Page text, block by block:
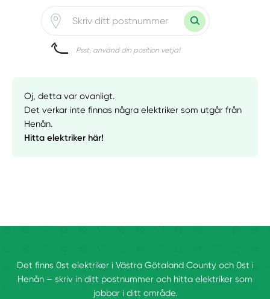
Psst, använd din position vetja!
Oj, detta var ovanligt.
Det verkar inte finnas några elektriker som utgår från
Henån.
Hitta elektriker här!
Det finns 0st elektriker i Västra Götaland County och 0st i
Henån – skriv in ditt postnummer och hitta elektriker som
jobbar i ditt område.